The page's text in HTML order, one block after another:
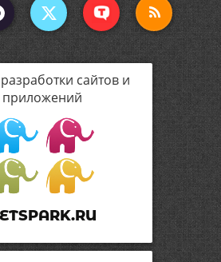
сайтов и
приложений